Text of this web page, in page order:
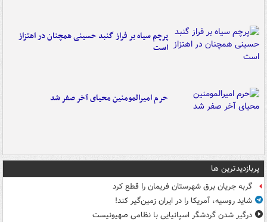
پرچم سیاه بر فراز گنبد حسینی همچنان در اهتزاز
است
حرم امیرالمومنین محیای آخر صفر شد
پربازدیدترین ها
گربه جریان برق شهرستان فریمان را قطع کرد
شاید روسیه، آمریکا را در ایران زمین‌گیر کند!
درگیر شدن گردشگر اسپانیایی با نظامی صهیونیست